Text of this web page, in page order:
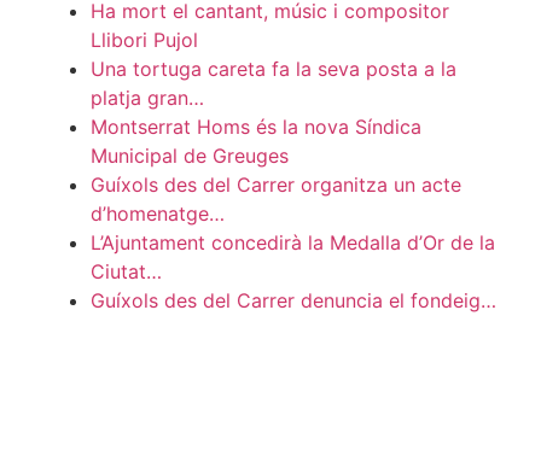
Ha mort el cantant, músic i compositor
Llibori Pujol
Una tortuga careta fa la seva posta a la
platja gran…
Montserrat Homs és la nova Síndica
Municipal de Greuges
Guíxols des del Carrer organitza un acte
d’homenatge…
L’Ajuntament concedirà la Medalla d’Or de la
Ciutat…
Guíxols des del Carrer denuncia el fondeig…